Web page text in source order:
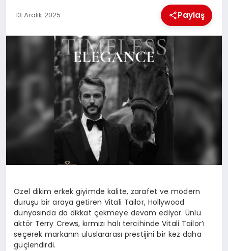
GENEL
EKONOMI
YEREL HABERLER
GÜNDEM
13 Aralık 2025 Paylaş
Özel dikim erkek giyimde kalite, zarafet ve modern
duruşu bir araya getiren Vitali Tailor, Hollywood
dünyasında da dikkat çekmeye devam ediyor. Ünlü
aktör Terry Crews, kırmızı halı tercihinde Vitali Tailor’ı
seçerek markanın uluslararası prestijini bir kez daha
güçlendirdi.